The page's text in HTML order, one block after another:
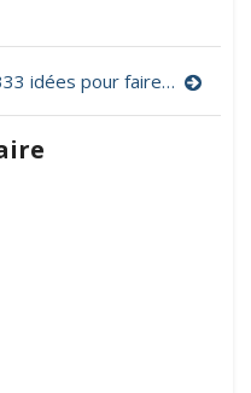
333 idées pour faire classe avec le numérique